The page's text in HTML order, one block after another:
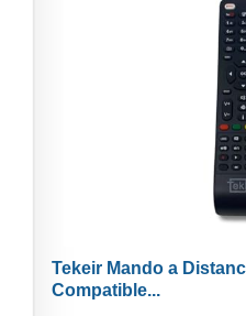
Tekeir Mando a
Compatible...